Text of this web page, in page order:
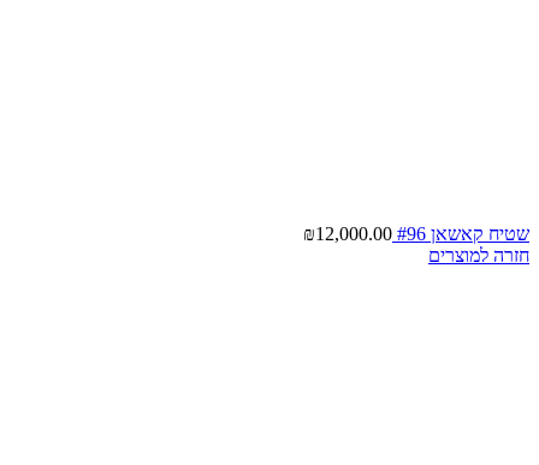
שטיח קאשאן #96 ₪12,000.00
חזרה למוצרים